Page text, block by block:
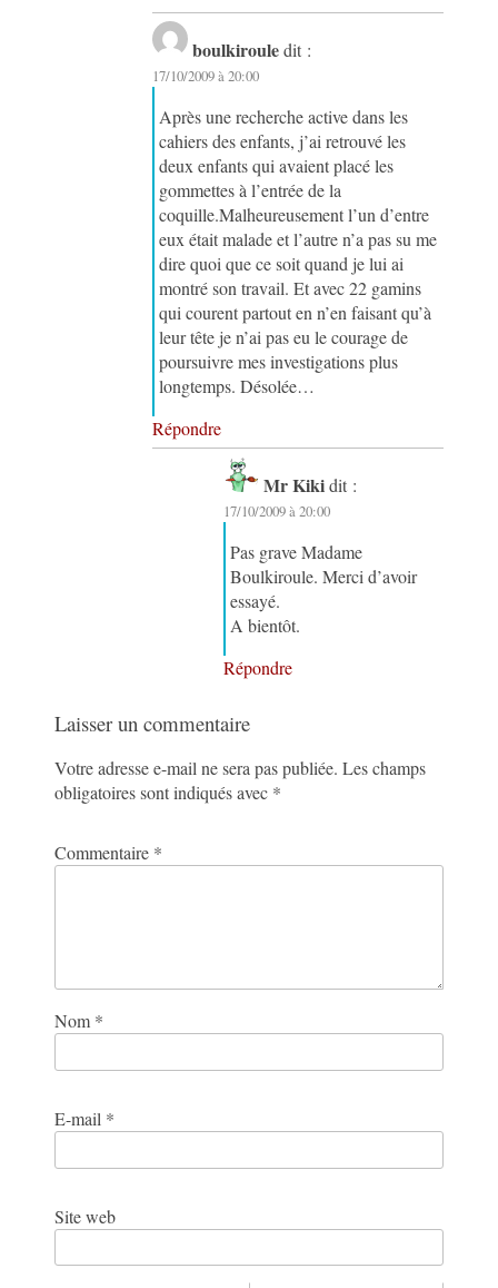
boulkiroule dit :
17/10/2009 à 20:00
Après une recherche active dans les
cahiers des enfants, j’ai retrouvé les
deux enfants qui avaient placé les
gommettes à l’entrée de la
coquille.Malheureusement l’un d’entre
eux était malade et l’autre n’a pas su me
dire quoi que ce soit quand je lui ai
montré son travail. Et avec 22 gamins
qui courent partout en n’en faisant qu’à
leur tête je n’ai pas eu le courage de
poursuivre mes investigations plus
longtemps. Désolée…
Répondre
Mr Kiki dit :
17/10/2009 à 20:00
Pas grave Madame
Boulkiroule. Merci d’avoir
essayé.
A bientôt.
Répondre
Laisser un commentaire
Votre adresse e-mail ne sera pas publiée. Les champs
obligatoires sont indiqués avec *
Commentaire *
Nom *
E-mail *
Site web